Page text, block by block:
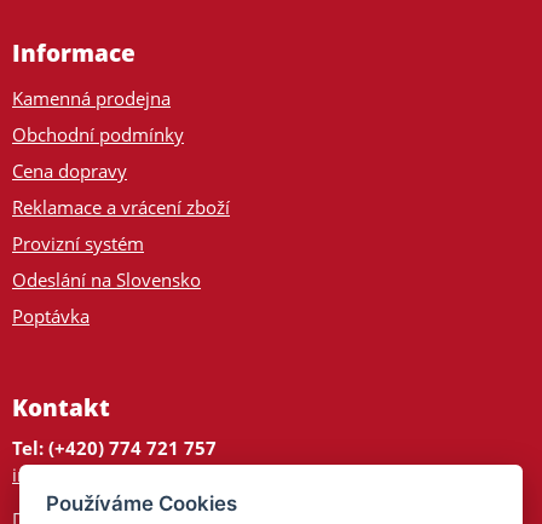
Informace
Kamenná prodejna
Obchodní podmínky
Cena dopravy
Reklamace a vrácení zboží
Provizní systém
Odeslání na Slovensko
Poptávka
Kontakt
Tel: (+420) 774 721 757
info@tajnedarky.cz
Používáme Cookies